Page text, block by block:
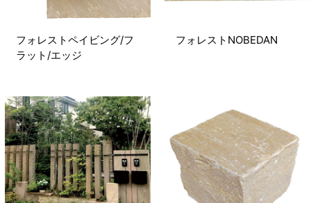
フォレストペイビング/フ
ラット/エッジ
フォレストNOBEDAN